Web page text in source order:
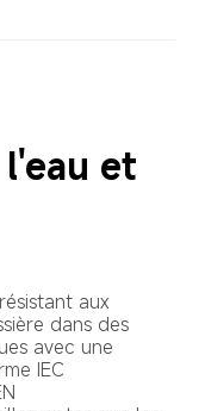
et
aux
dans des
avec une
IEC